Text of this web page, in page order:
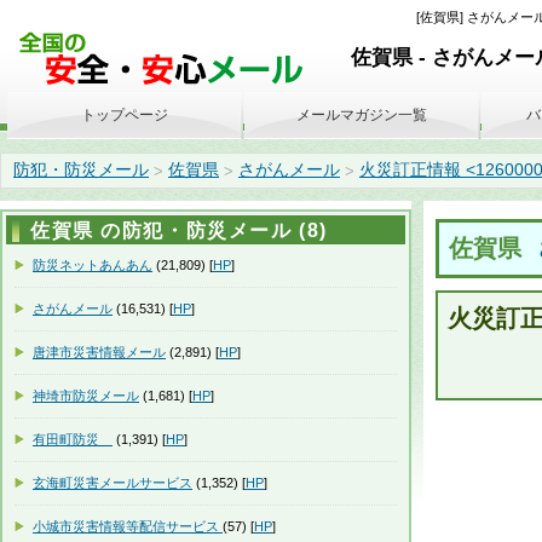
[佐賀県] さがんメー
佐賀県 - さがんメー
防犯・防災メール > 佐賀県 > さがんメール > 火災訂正情報
佐賀県
火災訂
トップページ メールマガジン一覧
佐賀県 の防犯・防災メール (8)
防災ネットあんあん (21,809) [HP]
さがんメール (16,531) [HP]
唐津市災害情報メール (2,891) [HP]
神埼市防災メール (1,681) [HP]
有田町防災 (1,391) [HP]
玄海町災害メールサービス (1,352) [HP]
小城市災害情報等配信サービス (57) [HP]